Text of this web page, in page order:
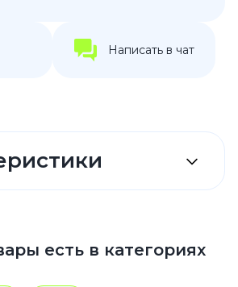
Написать в чат
есть в категориях